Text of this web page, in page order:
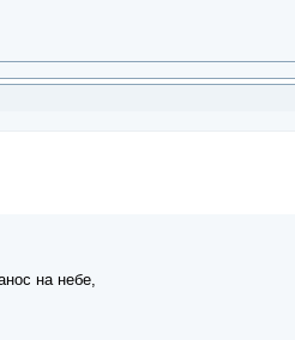
на небе,